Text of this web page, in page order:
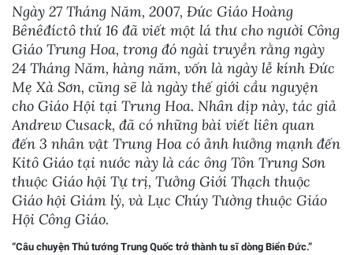
Ngày 27 Tháng Năm, 2007, Đức Giáo Hoàng
Bênêđíctô thứ 16 đã viết một lá thư cho người Công
Giáo Trung Hoa, trong đó ngài truyền rằng ngày
24 Tháng Năm, hàng năm, vốn là ngày lễ kính Đức
Mẹ Xà Sơn, cũng sẽ là ngày thế giới cầu nguyện
cho Giáo Hội tại Trung Hoa. Nhân dịp này, tác giả
Andrew Cusack, đã có những bài viết liên quan
đến 3 nhân vật Trung Hoa có ảnh hưởng mạnh đến
Kitô Giáo tại nước này là các ông Tôn Trung Sơn
thuộc Giáo hội Tự trị, Tưởng Giới Thạch thuộc
Giáo hội Giám lý, và Lục Chúy Tường thuộc Giáo
Hội Công Giáo.
“Câu chuyện Thủ tướng Trung Quốc trở thành tu sĩ dòng Biển Đức.”